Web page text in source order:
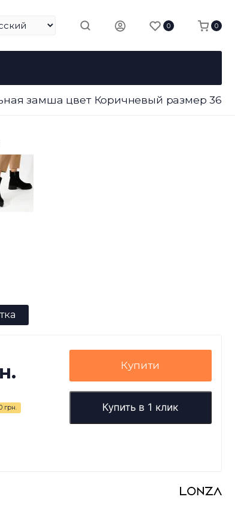
0 0
замша цвет Коричневый размер 36
грн.
Купити
Купить в 1 клик